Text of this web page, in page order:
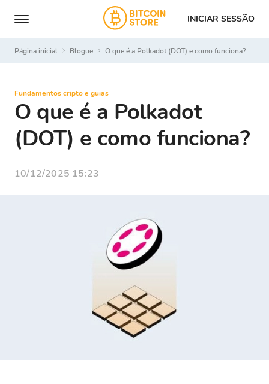
INICIAR SESSÃO
Página inicial Blogue O que é a Polkadot (DOT) e como funciona?
Fundamentos cripto e guias
O que é a Polkadot
(DOT) e como funciona?
10/12/2025 15:23